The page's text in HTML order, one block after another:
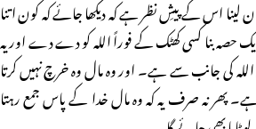
لینا اس کے پیشِ نظر ہے کہ دیکھا جائے کہ کون اتنا
ایک حصہ بنا کسی کھٹک کے فوراً اللہ کو دے دے اور یہ
اللہ کی جانب سے ہے۔ اور وہ مال وہ خرچ نہیں کرتا
پھر نہ صرف یہ کہ وہ مال خدا کے پاس جمع رہتا